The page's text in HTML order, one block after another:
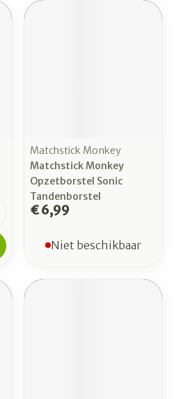
Matchstick Monkey
Matchstick Monkey
Opzetborstel Sonic
Tandenborstel
€ 6,99
Niet beschikbaar